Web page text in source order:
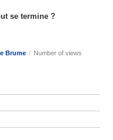
se termine ?
Brume / Number of views